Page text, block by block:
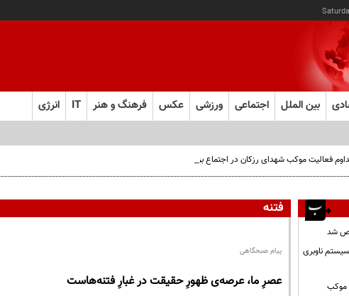
بین الملل اجتماعی ورزشی عکس فرهنگ و هنر IT انرژی
فعالیت موکب شهدای رزکان در اجتماع بزرگ مردم ولایت‌مدار شهرستان شهریار
فتنه
پیام صبحگاهی
عصرِ ما، عرصه‌ی ظهورِ حقیقت در غبارِ فتنه‌هاست
شد
ناوبری
موکب